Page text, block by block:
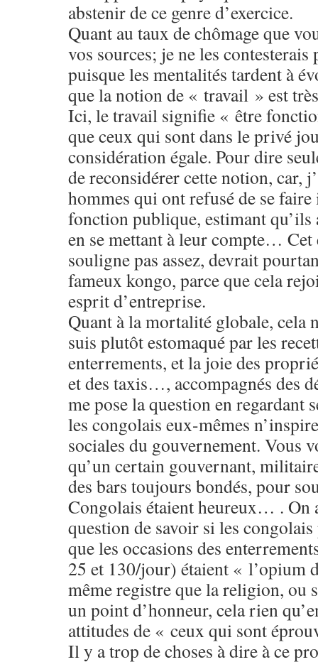
abstenir de ce genre d’exercice.
Quant au taux de chômage que
vos sources; je ne les contesterais
puisque les mentalités tardent à
que la notion de « travail » est
Ici, le travail signifie « être
que ceux qui sont dans le privé
considération égale. Pour dire
de reconsidérer cette notion, car,
hommes qui ont refusé de se
fonction publique, estimant qu’ils
en se mettant à leur compte… Cet
souligne pas assez, devrait
fameux kongo, parce que cela
esprit d’entreprise.
Quant à la mortalité globale, cela
suis plutôt estomaqué par les
enterrements, et la joie des
et des taxis…, accompagnés des
me pose la question en regardant
les congolais eux-mêmes
sociales du gouvernement. Vous
qu’un certain gouvernant,
des bars toujours bondés, pour
Congolais étaient heureux… . On
question de savoir si les
que les occasions des
25 et 130/jour) étaient « l’opium
même registre que la religion, ou
un point d’honneur, cela rien
attitudes de « ceux qui sont
Il y a trop de choses à dire à ce